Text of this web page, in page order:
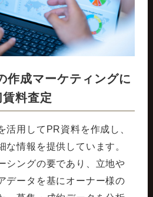
作成マーケティングに
料査定
活用してPR資料を作成し、
な情報を提供しています。
シングの要であり、立地や
データを基にオーナー様の